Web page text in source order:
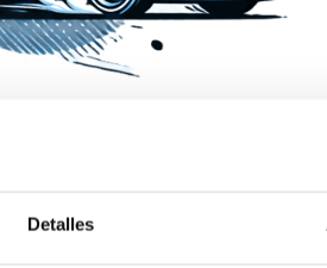
Detalles
que buscas ya no está